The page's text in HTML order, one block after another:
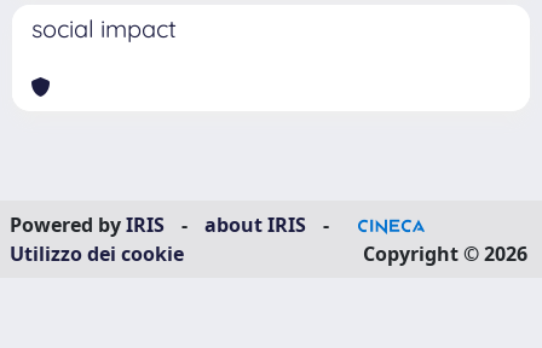
social impact
Powered byIRIS - about IRIS
-
Utilizzo dei cookie
Copyright © 2026